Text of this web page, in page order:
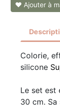
❤ Ajouter à
Colorie,
silicone
Le set est
30 cm.